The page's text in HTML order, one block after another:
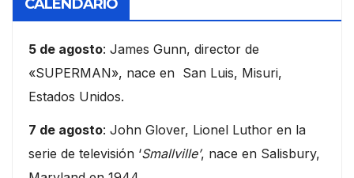
CALENDARIO
5 de agosto: James Gunn, director de
«SUPERMAN», nace en San Luis, Misuri,
Estados Unidos.
7 de agosto: John Glover, Lionel Luthor en la
serie de televisión ‘Smallville’, nace en Salisbury,